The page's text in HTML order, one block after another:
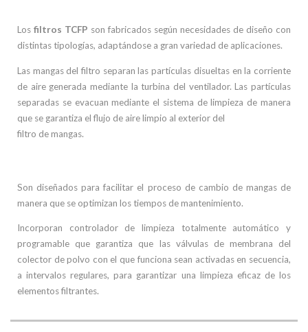
Los filtros TCFP son fabricados según necesidades de diseño con
distintas tipologías, adaptándose a gran variedad de aplicaciones.
Las mangas del filtro separan las partículas disueltas en la corriente
de aire generada mediante la turbina del ventilador. Las partículas
separadas se evacuan mediante el sistema de limpieza de manera
que se garantiza el flujo de aire limpio al exterior del
filtro de mangas.
Son diseñados para facilitar el proceso de cambio de mangas de
manera que se optimizan los tiempos de mantenimiento.
Incorporan controlador de limpieza totalmente automático y
programable que garantiza que las válvulas de membrana del
colector de polvo con el que funciona sean activadas en secuencia,
a intervalos regulares, para garantizar una limpieza eficaz de los
elementos filtrantes.